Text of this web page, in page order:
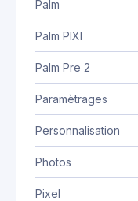
Palm
Palm PIXI
Palm Pre 2
Paramètrages
Personnalisation
Photos
Pixel